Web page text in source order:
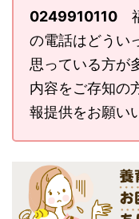
0249910110
の電話はどうい
思っている方が
内容をご存知の
報提供をお願い